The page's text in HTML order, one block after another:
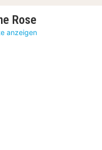
Rose
Nacht
anzeigen